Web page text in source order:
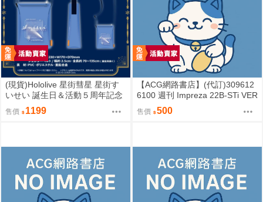
(現貨)Hololive 星街彗星 星街す
いせい 誕生日＆活動５周年記念
COMET透明側背包 單肩背包
售價 1199
【ACG網路書店】(代訂)309612
6100 週刊 Impreza 22B-STi VER
SION をつくる (8)
售價 500